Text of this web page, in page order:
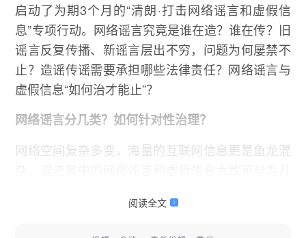
启动了为期3个月的“清朗·打击网络谣言和虚假信
息”专项行动。网络谣言究竟是谁在造？谁在传？旧
谣言反复传播、新谣言层出不穷，问题为何屡禁不
止？造谣传谣需要承担哪些法律责任？网络谣言与
虚假信息“如何治才能止”？
网络谣言分几类？如何针对性治理？
网络空间复杂多变，海量的互联网信息更是鱼龙混
阅读全文